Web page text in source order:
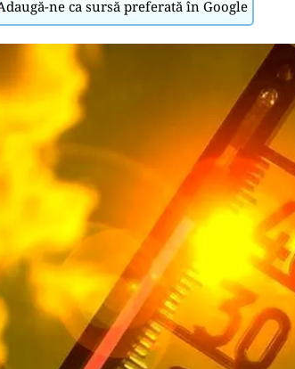
ne ca sursă preferată în Google